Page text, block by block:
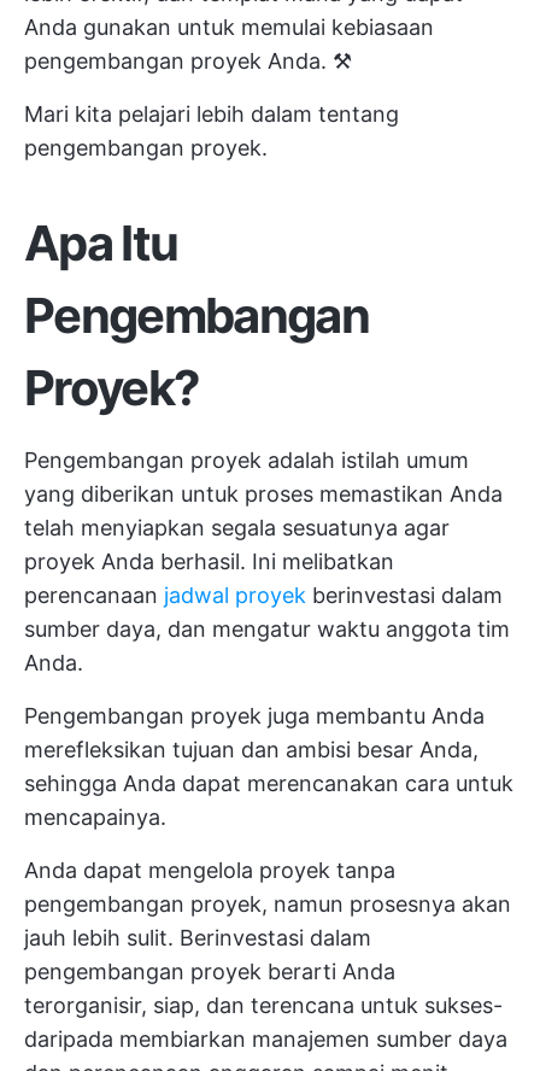
Anda gunakan untuk memulai kebiasaan
pengembangan proyek Anda. ⚒️
Mari kita pelajari lebih dalam tentang
pengembangan proyek.
Apa Itu
Pengembangan
Proyek?
Pengembangan proyek adalah istilah umum
yang diberikan untuk proses memastikan Anda
telah menyiapkan segala sesuatunya agar
proyek Anda berhasil. Ini melibatkan
perencanaan jadwal proyek berinvestasi dalam
sumber daya, dan mengatur waktu anggota tim
Anda.
Pengembangan proyek juga membantu Anda
merefleksikan tujuan dan ambisi besar Anda,
sehingga Anda dapat merencanakan cara untuk
mencapainya.
Anda dapat mengelola proyek tanpa
pengembangan proyek, namun prosesnya akan
jauh lebih sulit. Berinvestasi dalam
pengembangan proyek berarti Anda
terorganisir, siap, dan terencana untuk sukses-
daripada membiarkan manajemen sumber daya